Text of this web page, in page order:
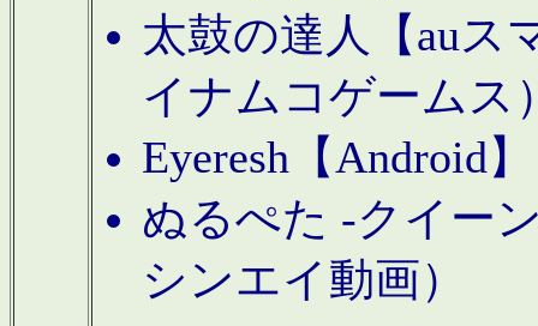
太鼓の達人【auス
イナムコゲームス
Eyeresh【Android
ぬるぺた -クイー
シンエイ動画）